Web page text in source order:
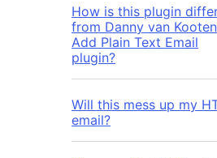
How is this plugin
from Danny van
Add Plain Text Email
plugin?
Will this mess up my
email?